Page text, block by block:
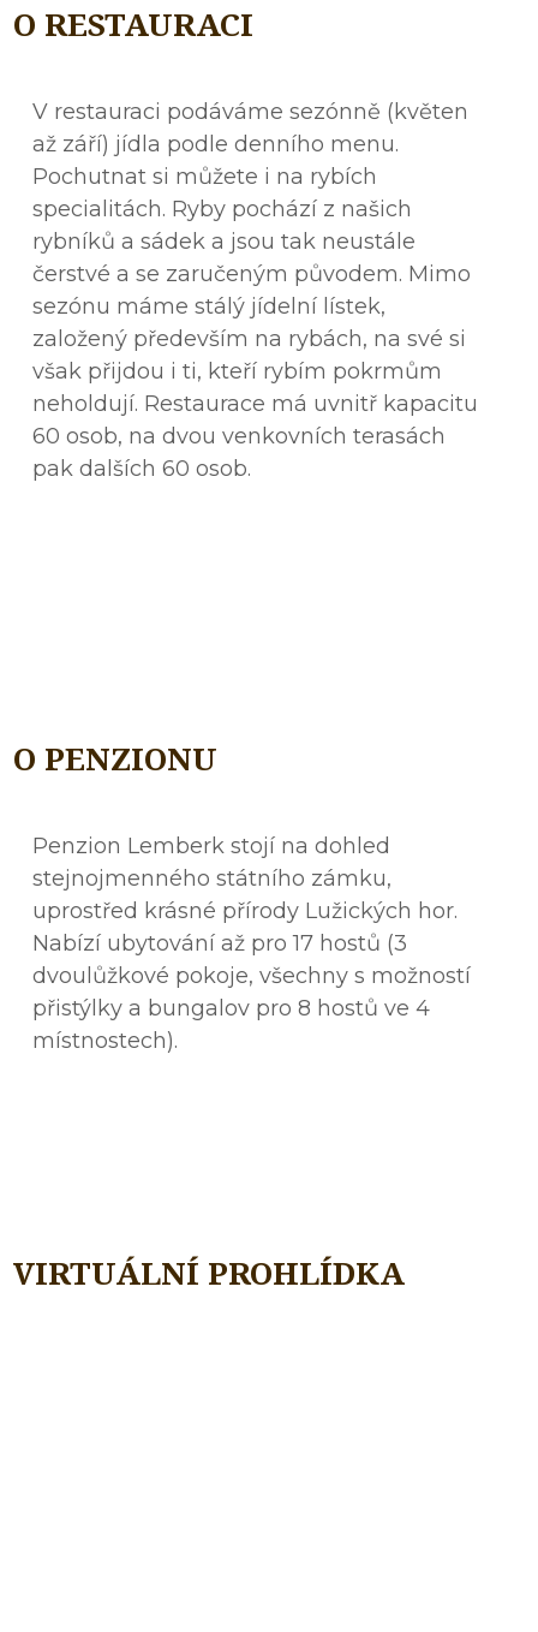
O RESTAURACI
V restauraci podáváme sezónně (květen
až září) jídla podle denního menu.
Pochutnat si můžete i na rybích
specialitách. Ryby pochází z našich
rybníků a sádek a jsou tak neustále
čerstvé a se zaručeným původem. Mimo
sezónu máme stálý jídelní lístek,
založený především na rybách, na své si
však přijdou i ti, kteří rybím pokrmům
neholdují. Restaurace má uvnitř kapacitu
60 osob, na dvou venkovních terasách
pak dalších 60 osob.
O PENZIONU
Penzion Lemberk stojí na dohled
stejnojmenného státního zámku,
uprostřed krásné přírody Lužických hor.
Nabízí ubytování až pro 17 hostů (3
dvoulůžkové pokoje, všechny s možností
přistýlky a bungalov pro 8 hostů ve 4
místnostech).
VIRTUÁLNÍ PROHLÍDKA